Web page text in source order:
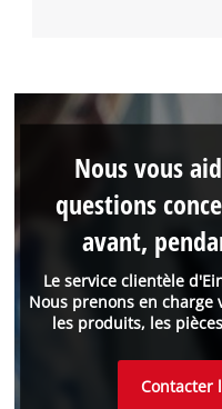
Le service clientèle
Nous prenons en
les produits, les
Nous vous
questions
avant,
Contacter